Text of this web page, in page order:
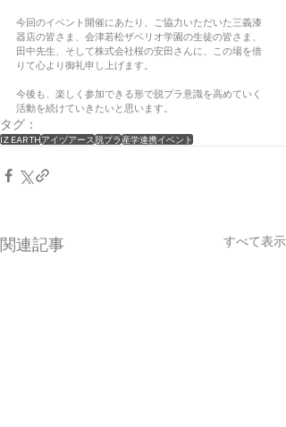
今回のイベント開催にあたり、ご協力いただいた三義漆
器店の皆さま、会津若松ザベリオ学園の生徒の皆さま、
田中先生、そして株式会社桜の安田さんに、この場を借
りて心より御礼申し上げます。
今後も、楽しく参加できる形で脱プラ意識を高めていく
活動を続けていきたいと思います。
タグ：
IZ EARTHアイヅアース脱プラ産学連携イベント
関連記事 すべて表示